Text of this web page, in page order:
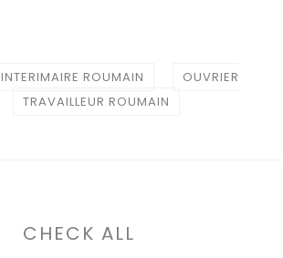
INTERIMAIRE ROUMAIN
OUVRIER
TRAVAILLEUR ROUMAIN
CHECK ALL